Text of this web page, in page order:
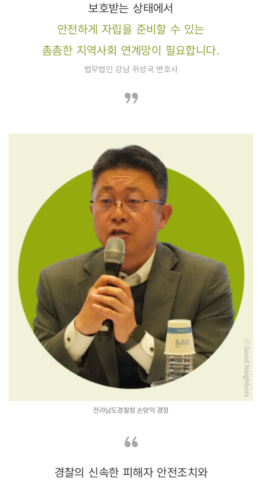
보호받는 상태에서
안전하게 자립을 준비할 수 있는
촘촘한 지역사회 연계망이 필요합니다.
법무법인 강남 위성국 변호사
전라남도경찰청 손양익 경정
경찰의 신속한 피해자 안전조치와